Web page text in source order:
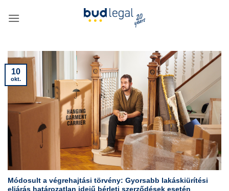
Módosult a végrehajtási törvény: Gyorsabb lakáskiürítési
eljárás határozatlan idejű bérleti szerződések esetén
10
okt.